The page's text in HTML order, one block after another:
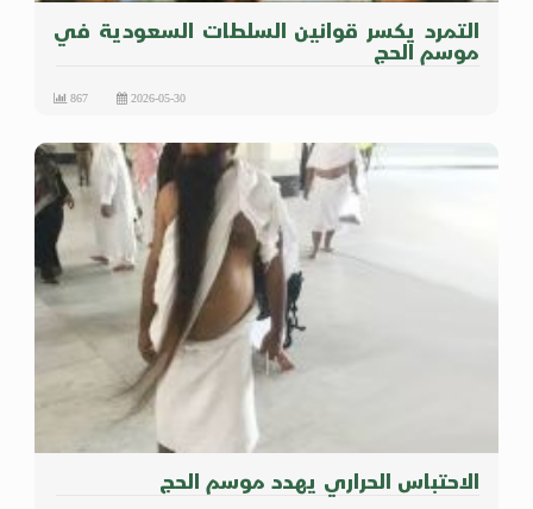
التمرد يكسر قوانين السلطات السعودية في
موسم الحج
2026-05-30
867
الاحتباس الحراري يهدد موسم الحج